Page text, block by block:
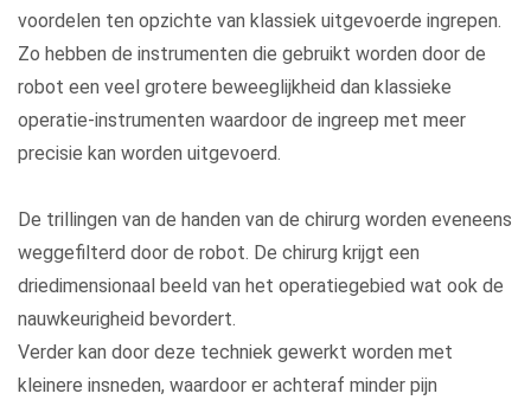
voordelen ten opzichte van klassiek uitgevoerde ingrepen.
Zo hebben de instrumenten die gebruikt worden door de
robot een veel grotere beweeglijkheid dan klassieke
operatie-instrumenten waardoor de ingreep met meer
precisie kan worden uitgevoerd.
De trillingen van de handen van de chirurg worden eveneens
weggefilterd door de robot. De chirurg krijgt een
driedimensionaal beeld van het operatiegebied wat ook de
nauwkeurigheid bevordert.
Verder kan door deze techniek gewerkt worden met
kleinere insneden, waardoor er achteraf minder pijn